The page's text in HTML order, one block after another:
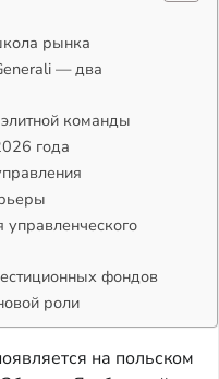
рынка
— два
команды
года
фондов
роли
на польском